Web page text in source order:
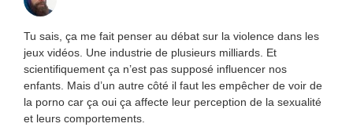
Tu sais, ça me fait penser au débat sur la violence dans les
jeux vidéos. Une industrie de plusieurs milliards. Et
scientifiquement ça n’est pas supposé influencer nos
enfants. Mais d’un autre côté il faut les empêcher de voir de
la porno car ça oui ça affecte leur perception de la sexualité
et leurs comportements.